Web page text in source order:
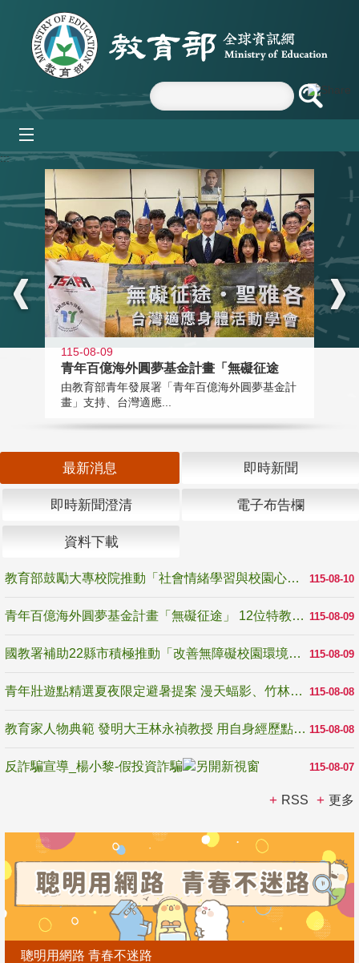
跳到主要內容區塊
:::
115-08-09
青年百億海外圓夢基金計畫「無礙征途
由教育部青年發展署「青年百億海外圓夢基金計
畫」支持、台灣適應...
最新消息 即時新聞
即時新聞澄清 電子布告欄
資料下載
115-08-10
教育部鼓勵大專校院推動「社會情緒學習與校園心理健康促進計畫」 培育校園「心」韌性
115-08-09
青年百億海外圓夢基金計畫「無礙征途」 12位特教與弱勢青年勇闖西班牙 跨越感官限制見證生命蛻變
115-08-09
國教署補助22縣市積極推動「改善無障礙校園環境計畫」 打造友善、安全、無礙學習空間
115-08-08
青年壯遊點精選夏夜限定避暑提案 漫天蝠影、竹林尋蛙、茶香夜觀 邀青年暮色出發
115-08-08
教育家人物典範 發明大王林永禎教授 用自身經歷點亮學生的路
115-08-07
反詐騙宣導_楊小黎-假投資詐騙
RSS 更多
聰明用網路 青春不迷路